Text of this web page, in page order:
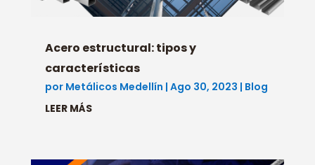
Acero estructural: tipos y
características
por Metálicos Medellín | Ago 30, 2023 | Blog
LEER MÁS